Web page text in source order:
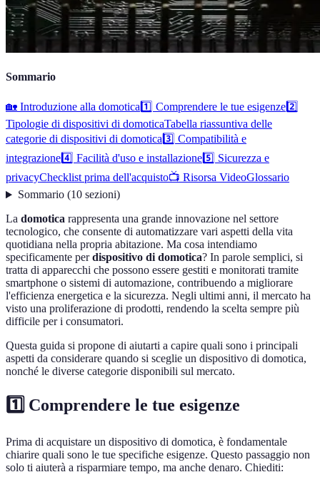
Sommario
🏡 Introduzione alla domotica1️⃣ Comprendere le tue esigenze2️⃣
Tipologie di dispositivi di domoticaTabella riassuntiva delle
categorie di dispositivi di domotica3️⃣ Compatibilità e
integrazione4️⃣ Facilità d'uso e installazione5️⃣ Sicurezza e
privacyChecklist prima dell'acquisto📺 Risorsa VideoGlossario
Sommario(10 sezioni)
La domotica rappresenta una grande innovazione nel settore
tecnologico, che consente di automatizzare vari aspetti della vita
quotidiana nella propria abitazione. Ma cosa intendiamo
specificamente perdispositivo di domotica? In parole semplici, si
tratta di apparecchi che possono essere gestiti e monitorati tramite
smartphone o sistemi di automazione, contribuendo a migliorare
l'efficienza energetica e la sicurezza. Negli ultimi anni, il mercato ha
visto una proliferazione di prodotti, rendendo la scelta sempre più
difficile per i consumatori.
Questa guida si propone di aiutarti a capire quali sono i principali
aspetti da considerare quando si sceglie un dispositivo di domotica,
nonché le diverse categorie disponibili sul mercato.
1️⃣ Comprendere le tue esigenze
Prima di acquistare un dispositivo di domotica, è fondamentale
chiarire quali sono le tue specifiche esigenze. Questo passaggio non
solo ti aiuterà a risparmiare tempo, ma anche denaro. Chiediti: